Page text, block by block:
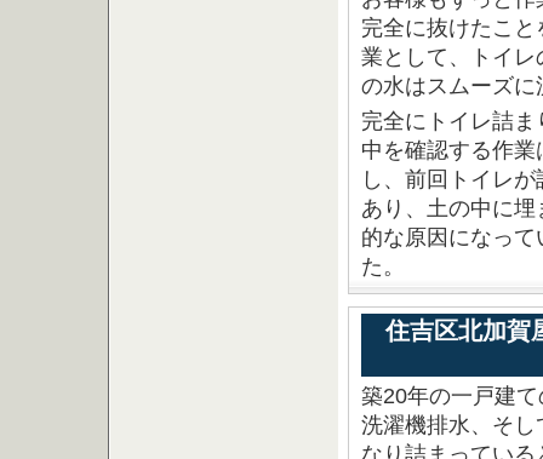
完全に抜けたこ
業として、トイ
の水はスムーズ
完全にトイレ詰
中を確認する作
し、前回トイレ
あり、土の中に
的な原因になっ
た。
住吉区北加賀
築20年の一戸建
洗濯機排水、そ
なり詰まってい